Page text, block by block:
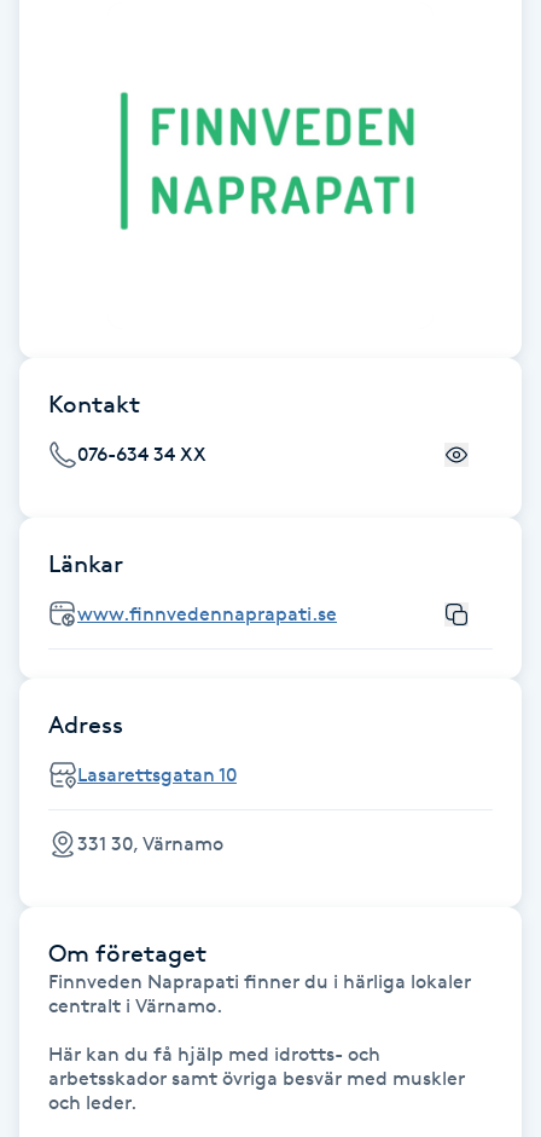
Fransborttagning
Fransförlängning
Fransk manikyr
Fransrengöring
Friskvård
Friskvårdsmassage
Frisör
Funktionsanalys
Föning
Kontakt
076-634 34 XX
Länkar
www.finnvedennaprapati.se
Adress
Lasarettsgatan 10
331 30, Värnamo
Om företaget
Finnveden Naprapati finner du i härliga lokaler
centralt i Värnamo.
Här kan du få hjälp med idrotts- och
arbetsskador samt övriga besvär med muskler
och leder.